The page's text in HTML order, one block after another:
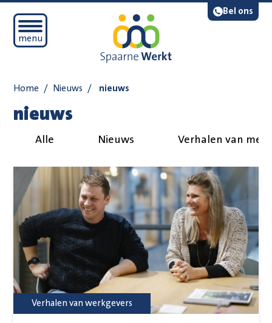
Bel ons
Open mobiel menu
menu
Lees voor
Home / Nieuws / nieuws
nieuws
Alle Nieuws Verhalen van
Verhalen van werkgevers